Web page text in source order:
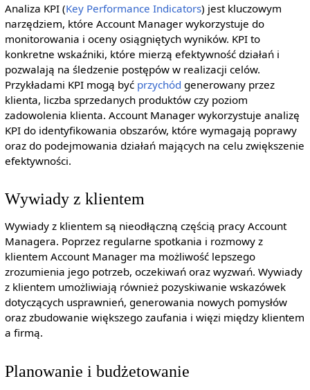
Analiza KPI (Key Performance Indicators) jest kluczowym
narzędziem, które Account Manager wykorzystuje do
monitorowania i oceny osiągniętych wyników. KPI to
konkretne wskaźniki, które mierzą efektywność działań i
pozwalają na śledzenie postępów w realizacji celów.
Przykładami KPI mogą być przychód generowany przez
klienta, liczba sprzedanych produktów czy poziom
zadowolenia klienta. Account Manager wykorzystuje analizę
KPI do identyfikowania obszarów, które wymagają poprawy
oraz do podejmowania działań mających na celu zwiększenie
efektywności.
Wywiady z klientem
Wywiady z klientem są nieodłączną częścią pracy Account
Managera. Poprzez regularne spotkania i rozmowy z
klientem Account Manager ma możliwość lepszego
zrozumienia jego potrzeb, oczekiwań oraz wyzwań. Wywiady
z klientem umożliwiają również pozyskiwanie wskazówek
dotyczących usprawnień, generowania nowych pomysłów
oraz zbudowanie większego zaufania i więzi między klientem
a firmą.
Planowanie i budżetowanie